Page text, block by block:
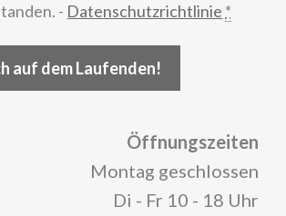
- Datenschutzrichtlinie *
auf dem Laufenden!
Öffnungszeiten
Montag geschlossen
Di - Fr 10 - 18 Uhr